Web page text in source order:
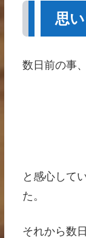
思
数日前の事
と感心して
た。
それから数